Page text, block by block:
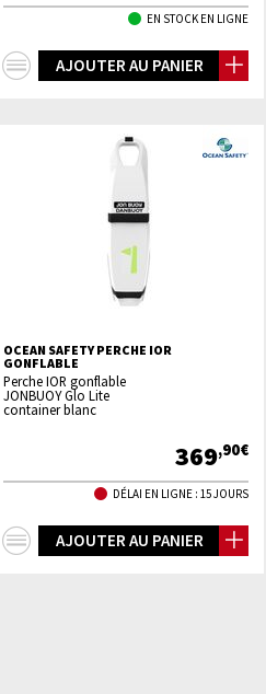
EN STOCK EN LIGNE
AJOUTER AU PANIER
OCEAN SAFETY PERCHE IOR
GONFLABLE
Perche IOR gonflable
JONBUOY Glo Lite
container blanc
369,90€
DÉLAI EN LIGNE : 15 JOURS
AJOUTER AU PANIER